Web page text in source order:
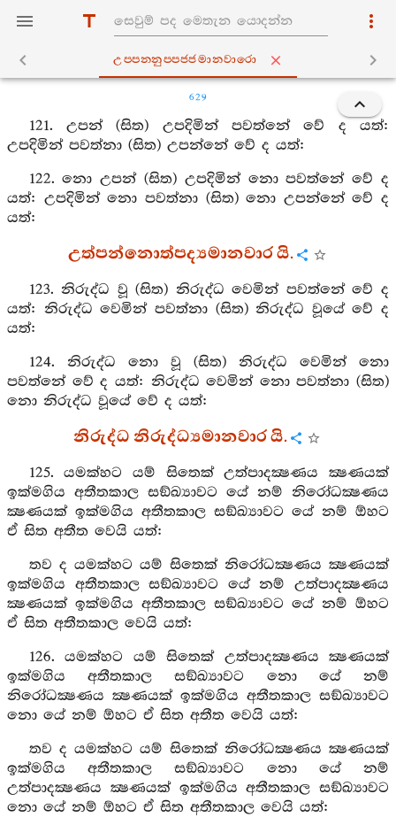
උප‍්පන‍්නුප‍්පජ‍්ජමානවාරො
629
121. උපන් (සිත) උපදිමින් පවත්නේ වේ ද යත්:
උපදිමින් පවත්නා (සිත) උපන්නේ වේ ද යත්:
122. නො උපන් (සිත) උපදිමින් නො පවත්නේ වේ ද
යත්: උපදිමින් නො පවත්නා (සිත) නො උපන්නේ වේ ද
යත්:
උත්පන්නොත්පද්‍යමානවාර යි.
123. නිරුද්ධ වූ (සිත) නිරුද්ධ වෙමින් පවත්නේ වේ ද
යත්: නිරුද්ධ වෙමින් පවත්නා (සිත) නිරුද්ධ වූයේ වේ ද
යත්:
124. නිරුද්ධ නො වූ (සිත) නිරුද්ධ වෙමින් නො
පවත්නේ වේ ද යත්: නිරුද්ධ වෙමින් නො පවත්නා (සිත)
නො නිරුද්ධ වූයේ වේ ද යත්:
නිරුද්ධ නිරුද්ධ්‍යමානවාර යි.
125. යමක්හට යම් සිතෙක් උත්පාදක්‍ෂණය ක්‍ෂණයක්
ඉක්මගිය අතීතකාල සඞ්ඛ්‍යාවට යේ නම් නිරෝධක්‍ෂණය
ක්‍ෂණයක් ඉක්මගිය අතීතකාල සඞ්ඛ්‍යාවට යේ නම් ඕහට
ඒ සිත අතීත වෙයි යත්:
තව ද යමක්හට යම් සිතෙක් නිරෝධක්‍ෂණය ක්‍ෂණයක්
ඉක්මගිය අතීතකාල සඞ්ඛ්‍යාවට යේ නම් උත්පාදක්‍ෂණය
ක්‍ෂණයක් ඉක්මගිය අතීතකාල සඞ්ඛ්‍යාවට යේ නම් ඕහට
ඒ සිත අතීතකාල වෙයි යත්:
126. යමක්හට යම් සිතෙක් උත්පාදක්‍ෂණය ක්‍ෂණයක්
ඉක්මගිය අතීතකාල සඞ්ඛ්‍යාවට නො යේ නම්
නිරෝධක්‍ෂණය ක්‍ෂණයක් ඉක්මගිය අතීතකාල සඞ්ඛ්‍යාවට
නො යේ නම් ඕහට ඒ සිත අතීත වෙයි යත්:
තව ද යමක්හට යම් සිතෙක් නිරෝධක්‍ෂණය ක්‍ෂණයක්
ඉක්මගිය අතීතකාල සඞ්ඛ්‍යාවට නො යේ නම්
උත්පාදක්‍ෂණය ක්‍ෂණයක් ඉක්මගිය අතීතකාල සඞ්ඛ්‍යාවට
නො යේ නම් ඕහට ඒ සිත අතීතකාල වෙයි යත්: